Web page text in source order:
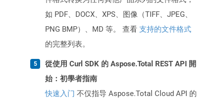
如 PDF、DOCX、XPS、图像（TIFF、JPEG、
PNG BMP）、MD 等。 查看 支持的文件格式
的完整列表。
從使用 Curl SDK 的 Aspose.Total REST API 開
始：初學者指南
快速入门 不仅指导 Aspose.Total Cloud API 的